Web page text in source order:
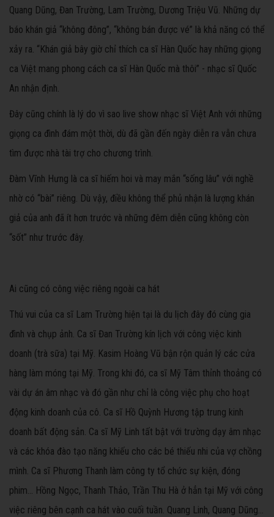
Quang Dũng, Đan Trường, Lam Trường, Dương Triệu Vũ. Những dự
báo khán giả “không đông”, “không bán được vé” là khả năng có thể
xảy ra. “Khán giả bây giờ chỉ thích ca sĩ Hàn Quốc hay những giọng
ca Việt mang phong cách ca sĩ Hàn Quốc mà thôi” - nhạc sĩ Quốc
An nhận định.
Đây cũng chính là lý do vì sao live show nhạc sĩ Việt Anh với những
giọng ca đình đám một thời, dù đã gần đến ngày diễn ra vẫn chưa
tìm được nhà tài trợ cho chương trình.
Đàm Vĩnh Hưng là ca sĩ hiếm hoi và may mắn “sống lâu” với nghề
nhờ có “bài” riêng. Dù vậy, điều không thể phủ nhận là lượng khán
giả của anh đã ít hơn trước và những đêm diễn cũng không còn
“sốt” như trước đây.
Ai cũng có công việc riêng ngoài ca hát
Thú vui của ca sĩ Lam Trường hiện tại là du lịch đây đó cùng gia
đình và chụp ảnh. Ca sĩ Đan Trường kín lịch với công việc kinh
doanh (trà sữa) tại Mỹ. Kasim Hoàng Vũ bận rộn quản lý các cửa
hàng làm móng tại Mỹ. Trong khi đó, ca sĩ Mỹ Tâm thỉnh thoảng có
vài dự án âm nhạc và đó gần như chỉ là công việc phụ cho hoạt
động kinh doanh của cô. Ca sĩ Hồ Quỳnh Hương tập trung kinh
doanh bất động sản. Ca sĩ Mỹ Linh tất bật với trường dạy âm nhạc
và các khóa đào tạo năng khiếu cho các bé thiếu nhi của vợ chồng
mình. Ca sĩ Phương Thanh làm công ty tổ chức sự kiện, đóng
phim… Hồng Ngọc, Thanh Thảo, Trần Thu Hà ở hẳn tại Mỹ với công
việc riêng bên cạnh ca hát vào cuối tuần. Quang Linh, Quang Dũng…